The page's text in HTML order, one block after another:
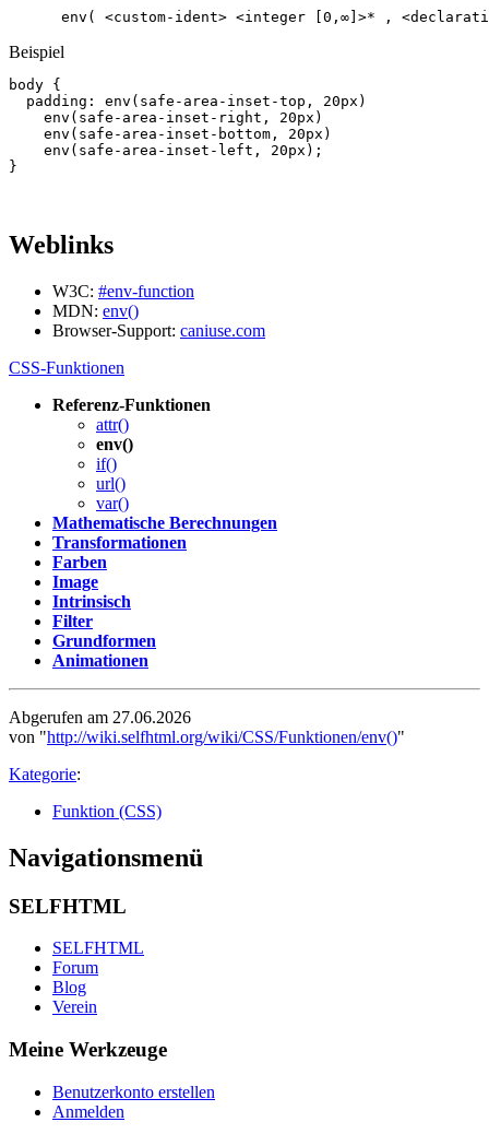
env( <custom-ident> <integer [0,∞]>* ,
Beispiel
body {
padding : env ( safe - area - inset -top , 20px )
env ( safe - area - inset - right , 20px )
env ( safe - area - inset - bottom , 20px )
env ( safe - area - inset - left , 20px );
}
Weblinks
W3C: #env-function
MDN: env()
Browser-Support: caniuse.com
CSS-Funktionen
Referenz-Funktionen
attr()
env()
if()
url()
var()
Mathematische Berechnungen
Transformationen
Farben
Image
Intrinsisch
Filter
Grundformen
Animationen
Abgerufen am 27.06.2026
von "http://wiki.selfhtml.org/wiki/CSS/Funktionen/env()"
Kategorie:
Funktion (CSS)
Navigationsmenü
SELFHTML
SELFHTML
Forum
Blog
Verein
Meine Werkzeuge
Benutzerkonto erstellen
Anmelden